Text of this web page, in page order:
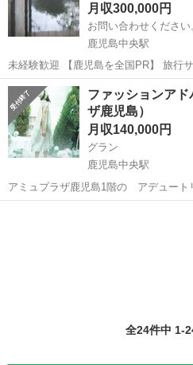
月収300,000円
お問い合わせください
鹿児島中央駅
未経験歓迎 【鹿児島を全国PR】 旅行サイト企画
当の旅行サイトの企画営業職です。 鹿児島の宿泊施設、温泉宿に対し
て旅行サイト掲載の提案営業をしていただきます。
ールしたい...
鹿児島 鹿児島市 鹿児島中央駅
ファッションア
ザ鹿児島）
月収140,000円
グラン
鹿児島中央駅
アミュプラザ鹿児島1階の アデュート
ョン)での販売業務です。随時面接いた
全24件中 1-